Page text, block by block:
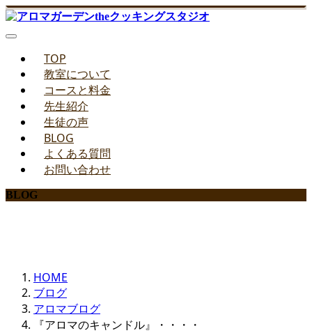
TOP
教室について
コースと料金
先生紹介
生徒の声
BLOG
よくある質問
お問い合わせ
BLOG
HOME
ブログ
アロマブログ
『アロマのキャンドル』・・・・